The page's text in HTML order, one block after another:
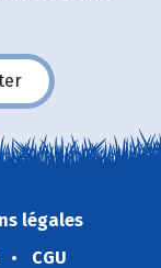
légales
CGU